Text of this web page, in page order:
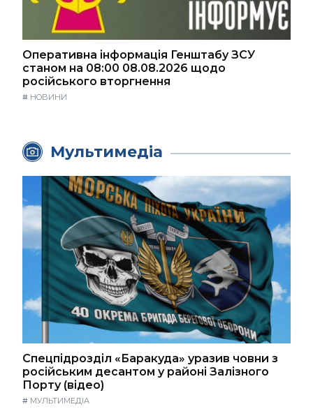
Оперативна інформація Генштабу ЗСУ
станом на 08:00 08.08.2026 щодо
російського вторгнення
# НОВИНИ
Мультимедіа
Спецпідрозділ «Баракуда» уразив човни з
російським десантом у районі Залізного
Порту (відео)
# МУЛЬТИМЕДІА